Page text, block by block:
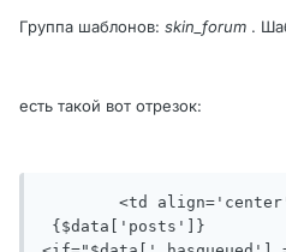
Группа шаблонов: skin_forum .
есть такой вот отрезок: